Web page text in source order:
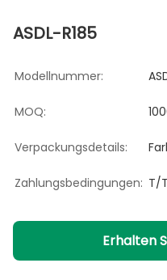
ASDL-R185
Modellnummer:
MOQ:
Verpackungsdetails:
Zahlungsbedingungen: T/T
Erhalten